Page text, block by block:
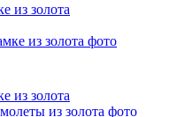
из золота
из золота